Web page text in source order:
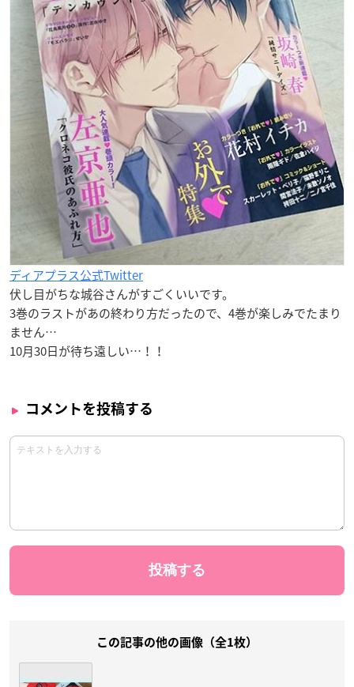
ディアプラス公式Twitter
伏し目がちな城谷さんがすごくいいです。
3巻のラストがあの終わり方だったので、4巻が楽しみでたまり
ません…
10月30日が待ち遠しい…！！
コメントを投稿する
この記事の他の画像（全1枚）